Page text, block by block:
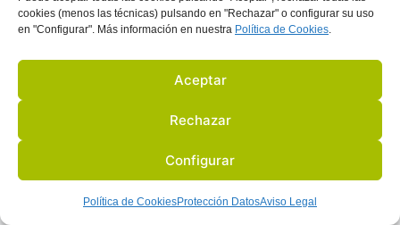
cookies (menos las técnicas) pulsando en "Rechazar" o configurar su uso
en "Configurar". Más información en nuestra Política de Cookies.
Aceptar
Rechazar
Configurar
Política de CookiesProtección DatosAviso Legal
Duración: 1 año
ct0
Duración: 1 año y 1 mes
Tipo: técnica, funcional